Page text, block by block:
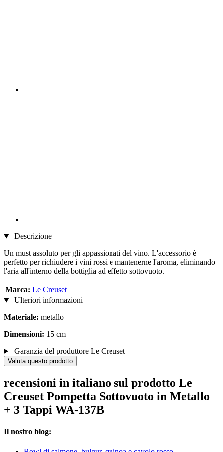
Descrizione
Un must assoluto per gli appassionati del vino. L'accessorio è
perfetto per richiudere i vini rossi e mantenerne l'aroma, eliminando
l'aria all'interno della bottiglia ad effetto sottovuoto.
Marca: Le Creuset
Ulteriori informazioni
Materiale: metallo
Dimensioni: 15 cm
Garanzia del produttore Le Creuset
Valuta questo prodotto
recensioni in italiano sul prodotto Le
Creuset Pompetta Sottovuoto in Metallo
+ 3 Tappi WA-137B
Il nostro blog: